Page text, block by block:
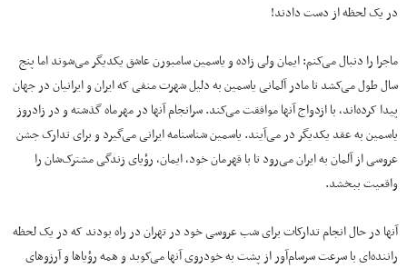
در یک لحظه از دست دادند!
ماجرا را دنبال می‌کنم: ایمان ولی زاده و یاسمین سامبورن عاشق یکدیگر می‌شوند اما پنج
سال طول می‌کشد تا مادر آلمانی یاسمین به دلیل شهرت منفی که ایران و ایرانیان در جهان
پیدا کرده‌اند، با ازدواج آنها موافقت می‌کند. سرانجام آنها در مهرماه گذشته و در زادروز
یاسمین به عقد یکدیگر در می‌آیند. یاسمین شناسنامه ایرانی می‌گیرد و برای تدارک جشن
عروسی از آلمان به ایران می‌رود تا با قهرمان خود، ایمان، رؤیای زندگی مشترک‌شان را
واقعیت ببخشد.
آنها در حال انجام تدارکات برای شب عروسی خود در تهران در راه بودند که در یک لحظه
راننده‌ای با سرعت سرسام‌آور از پشت به خودروی آنها می‌کوبد و همه رؤیاها و آرزوهای